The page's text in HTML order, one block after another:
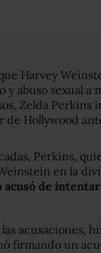
Harvey
y abuso sexual a
Zelda Perkins
de Hollywood
Perkins,
en la
acusó de
acusaciones,
firmando un